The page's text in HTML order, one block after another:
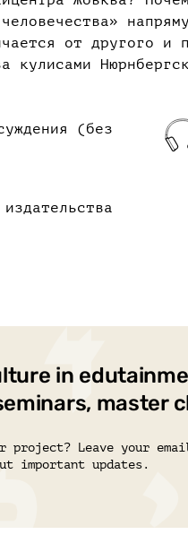
от другого и
кулисами
(без
in
master
project? Leave your
important updates.